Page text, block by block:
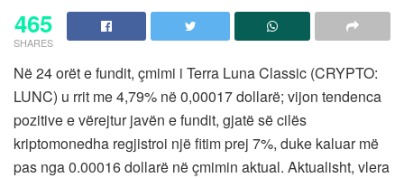
465
SHARES
Në 24 orët e fundit, çmimi i Terra Luna Classic (CRYPTO:
LUNC) u rrit me 4,79% në 0,00017 dollarë; vijon tendenca
pozitive e vërejtur javën e fundit, gjatë së cilës
kriptomonedha regjistroi një fitim prej 7%, duke kaluar më
pas nga 0.00016 dollarë në çmimin aktual. Aktualisht, vlera